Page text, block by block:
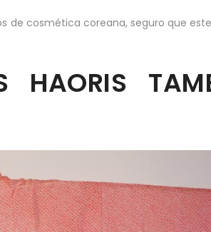
de cosmética coreana, seguro que
HAORIS